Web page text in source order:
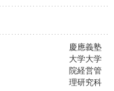
慶應義塾
大学大学
院経営管
理研究科